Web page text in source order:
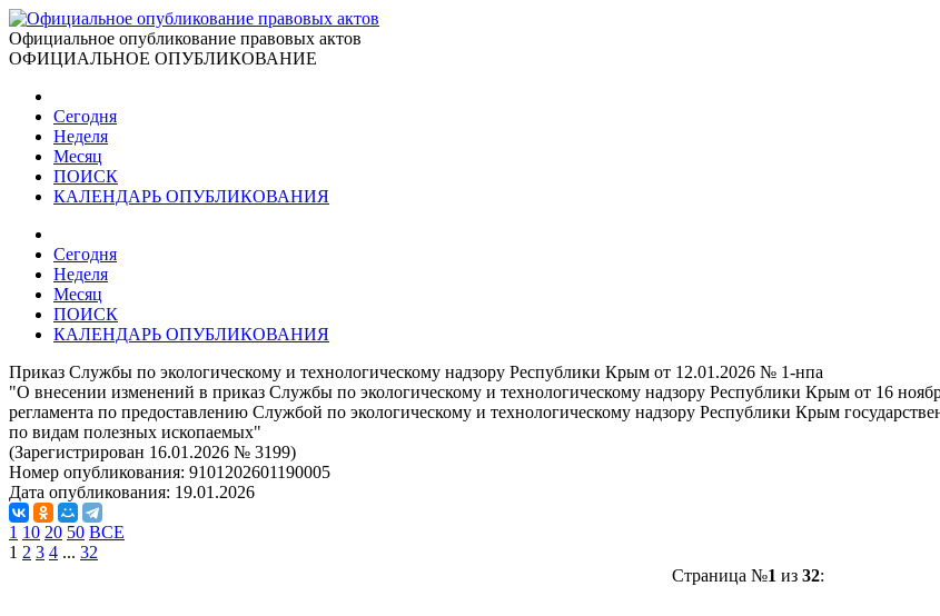
Официальное опубликование правовых актов
ОФИЦИАЛЬНОЕ ОПУБЛИКОВАНИЕ
Сегодня
Неделя
Месяц
ПОИСК
КАЛЕНДАРЬ ОПУБЛИКОВАНИЯ
Сегодня
Неделя
Месяц
ПОИСК
КАЛЕНДАРЬ ОПУБЛИКОВАНИЯ
Приказ Службы по экологическому и технологическому надзору Республики Крым от 12.01.2026 № 1-нпа
"О внесении изменений в приказ Службы по экологическому и технологическому надзору Республики Крым от 16
регламента по предоставлению Службой по экологическому и технологическому надзору Республики Крым
по видам полезных ископаемых"
(Зарегистрирован 16.01.2026 № 3199)
Номер опубликования: 9101202601190005
Дата опубликования: 19.01.2026
1 10 20 50 ВСЕ
1 2 3 4 ... 32
Страница №1 из 32: